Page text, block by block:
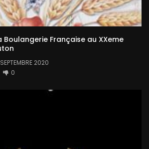
Boulangerie Française au XXeme
2020
0